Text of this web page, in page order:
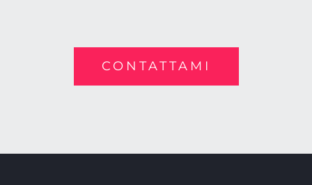
CONTATTAMI